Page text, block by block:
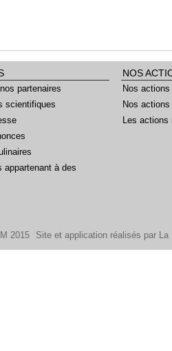
partenaires
scientifiques
appartenant à des
NOS
Nos
Nos
Les actions
2015 Site et application réalisés par La